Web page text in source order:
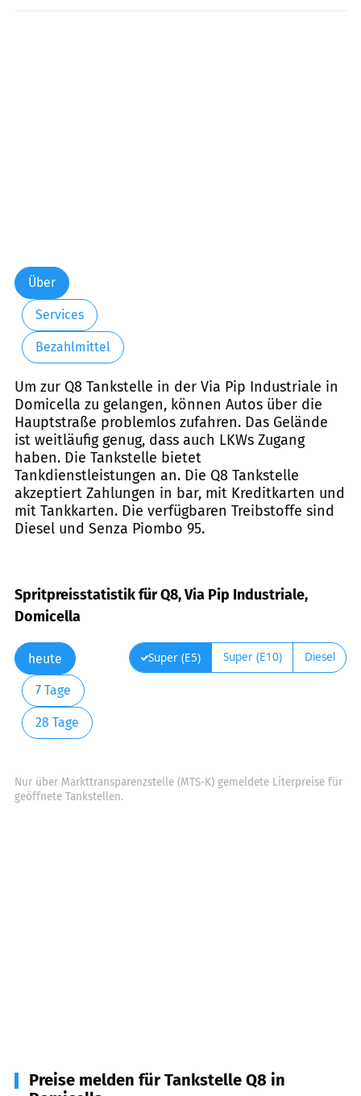
Über
Services
Bezahlmittel
Um zur Q8 Tankstelle in der Via Pip Industriale in
Domicella zu gelangen, können Autos über die
Hauptstraße problemlos zufahren. Das Gelände
ist weitläufig genug, dass auch LKWs Zugang
haben. Die Tankstelle bietet
Tankdienstleistungen an. Die Q8 Tankstelle
akzeptiert Zahlungen in bar, mit Kreditkarten und
mit Tankkarten. Die verfügbaren Treibstoffe sind
Diesel und Senza Piombo 95.
Spritpreisstatistik für Q8, Via Pip Industriale,
Domicella
heute
7 Tage
28 Tage
Super (E5) Super (E10) Diesel
Nur über Markttransparenzstelle (MTS-K) gemeldete Literpreise für
geöffnete Tankstellen.
Preise melden für Tankstelle Q8 in